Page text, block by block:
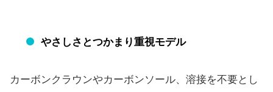
やさしさとつかまり重視モデル
カーボンクラウンやカーボンソール、 溶接を不要とし